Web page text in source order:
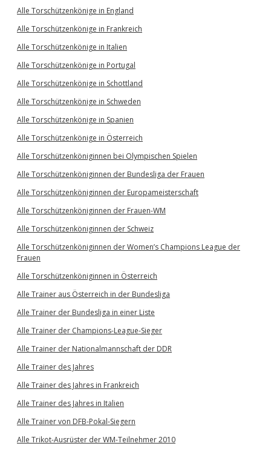
Alle Torschützenkönige in England
Alle Torschützenkönige in Frankreich
Alle Torschützenkönige in Italien
Alle Torschützenkönige in Portugal
Alle Torschützenkönige in Schottland
Alle Torschützenkönige in Schweden
Alle Torschützenkönige in Spanien
Alle Torschützenkönige in Österreich
Alle Torschützenköniginnen bei Olympischen Spielen
Alle Torschützenköniginnen der Bundesliga der Frauen
Alle Torschützenköniginnen der Europameisterschaft
Alle Torschützenköniginnen der Frauen-WM
Alle Torschützenköniginnen der Schweiz
Alle Torschützenköniginnen der Women’s Champions League der
Frauen
Alle Torschützenköniginnen in Österreich
Alle Trainer aus Österreich in der Bundesliga
Alle Trainer der Bundesliga in einer Liste
Alle Trainer der Champions-League-Sieger
Alle Trainer der Nationalmannschaft der DDR
Alle Trainer des Jahres
Alle Trainer des Jahres in Frankreich
Alle Trainer des Jahres in Italien
Alle Trainer von DFB-Pokal-Siegern
Alle Trikot-Ausrüster der WM-Teilnehmer 2010